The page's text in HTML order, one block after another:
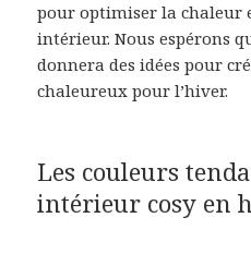
pour optimiser la chaleur
intérieur. Nous espérons
donnera des idées pour
chaleureux pour l’hiver.
Les couleurs
intérieur cosy en